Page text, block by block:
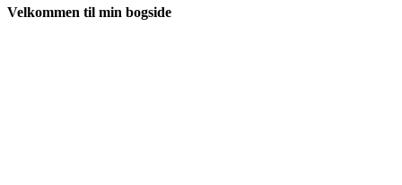
Velkommen til min bogside